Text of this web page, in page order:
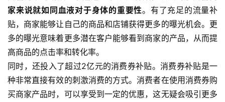
家来说就如同血液对于身体的重要性。有了充足的流量补
贴，商家能够让自己的商品和店铺获得更多的曝光机会。更
多的曝光意味着更多潜在客户能够看到商家的产品，从而提
高商品的点击率和转化率。
同时，还投入了超过2亿元的消费券补贴。消费券补贴是一
种非常直接有效的刺激消费的方式。消费者在使用消费券购
买商家产品时，可以享受到一定的优惠，这无疑会吸引更多